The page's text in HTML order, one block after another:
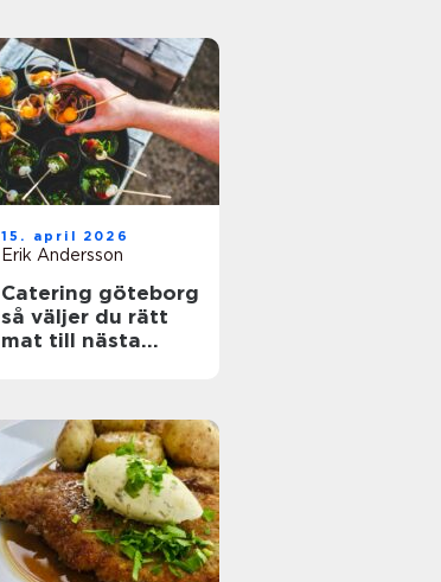
15. april 2026
Erik Andersson
Catering göteborg
så väljer du rätt
mat till nästa